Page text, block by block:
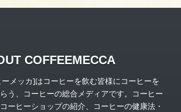
COFFEEMECCA
メッカ]はコーヒーを飲む皆様にコーヒーを
う、コーヒーの総合メディアです。コーヒー
ーヒーショップの紹介、コーヒーの健康法・